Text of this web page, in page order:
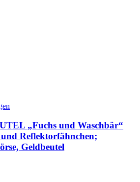
„Fuchs und Waschbär“
Reflektorfähnchen;
Geldbeutel